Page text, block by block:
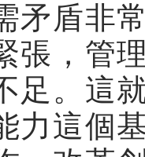
矛盾非
張，管
足。這
力這個